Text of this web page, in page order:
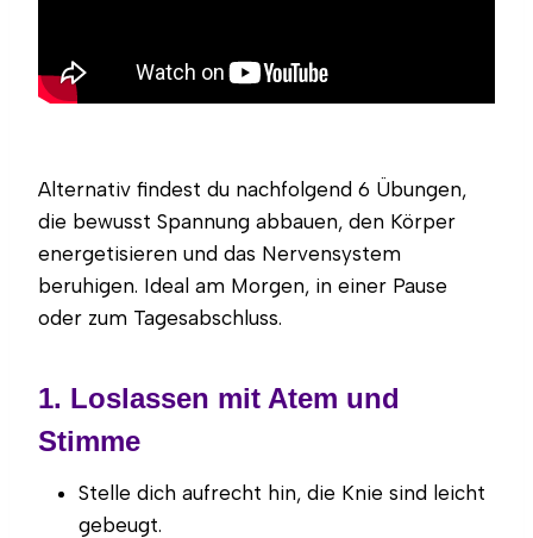
Alternativ findest du nachfolgend 6 Übungen,
die bewusst Spannung abbauen, den Körper
energetisieren und das Nervensystem
beruhigen. Ideal am Morgen, in einer Pause
oder zum Tagesabschluss.
1. Loslassen mit Atem und
Stimme
Stelle dich aufrecht hin, die Knie sind leicht
gebeugt.